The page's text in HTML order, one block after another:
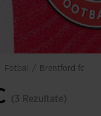
fotbal / brentford fc
(3 Rezultate)